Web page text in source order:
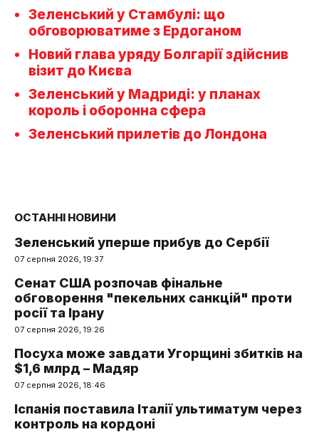
Зеленський у Стамбулі: що
обговорюватиме з Ердоганом
Новий глава уряду Болгарії здійснив
візит до Києва
Зеленський у Мадриді: у планах
король і оборонна сфера
Зеленський прилетів до Лондона
ОСТАННІ НОВИНИ
Зеленський уперше прибув до Сербії
07 серпня 2026, 19:37
Сенат США розпочав фінальне
обговорення "пекельних санкцій" проти
росії та Ірану
07 серпня 2026, 19:26
Посуха може завдати Угорщині збитків на
$1,6 млрд – Мадяр
07 серпня 2026, 18:46
Іспанія поставила Італії ультиматум через
контроль на кордоні